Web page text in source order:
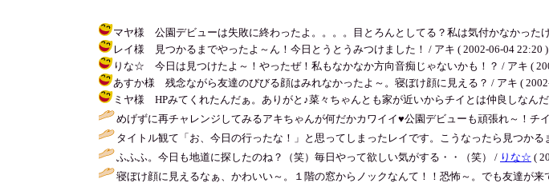
マヤ様 公園デビューは失敗に終わったよ。。。。目とろんとしてる？私は気付かなかった
レイ様 見つかるまでやったよ～ん！今日とうとうみつけました！ / アキ ( 2002-06-04 22:20 )
りな☆ 今日は見つけたよ～！やったぜ！私もなかなか方向音痴じゃないかも！？ / アキ (
あすか様 残念ながら友達のびびる顔はみれなかったよ～。寝ぼけ顔に見える？ / アキ (
ミヤ様 HPみてくれたんだぁ。ありがと♪菜々ちゃんとも家が近いからチイとは仲良しなん
めげずに再チャレンジしてみるアキちゃんが何だかカワイイ♥公園デビューも頑張れ～！
タイトル観て「お、今日の行ったな！」と思ってしまったレイです。こうなったら見つか
ふふふ。今日も地道に探したのね？（笑）毎日やって欲しい気がする・・（笑） / りな☆ (
寝ぼけ顔に見えるなぁ、かわいい～。１階の窓からノックなんて！！恐怖～。でも友達が